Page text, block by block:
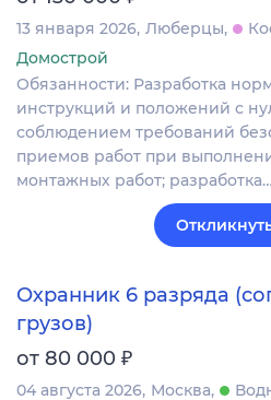
13 января 2026 Люберцы
Домострой
Обязанности: Разработка
инструкций и положений с
соблюдением требований
приемов работ при
монтажных работ; разработка…
Охранник 6 разряда
грузов)
от 80 000 ₽
04 августа 2026 Москва